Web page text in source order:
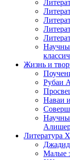
Жизнь и
Рубаи
Наваи
Литература
Малые